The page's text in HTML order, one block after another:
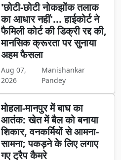
'छोटी-छोटी नोकझोंक तलाक
का आधार नहीं'... हाईकोर्ट ने
फैमिली कोर्ट की डिक्री रद्द की,
मानसिक क्रूरता पर सुनाया
अहम फैसला
Aug 07,
2026
Manishankar
Pandey
मोहला-मानपुर में बाघ का
आतंक: खेत में बैल को बनाया
शिकार, वनकर्मियों से आमना-
सामना; पकड़ने के लिए लगाए
गए ट्रैप कैमरे